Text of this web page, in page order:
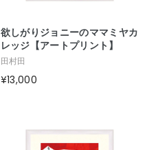
欲しがりジョニーのママミヤカ
レッジ【アートプリント】
田村田
¥13,000